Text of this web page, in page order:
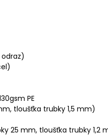
odraz)
PE
tloušťka trubky 1,5 mm)
25 mm, tloušťka trubky 1,2